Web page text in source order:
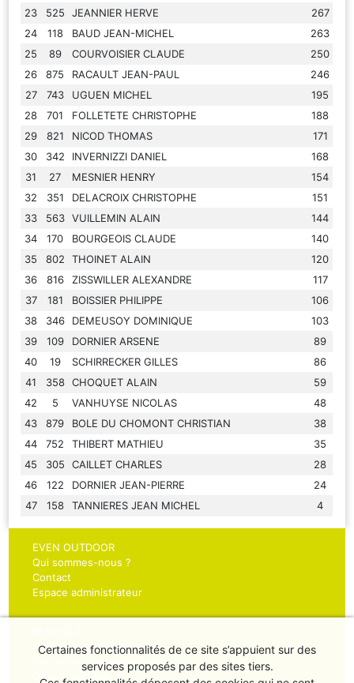
23
525 JEANNIER HERVE
267
24
118 BAUD JEAN-MICHEL
263
25
89 COURVOISIER CLAUDE
250
26
875 RACAULT JEAN-PAUL
246
27
743 UGUEN MICHEL
195
28
701 FOLLETETE CHRISTOPHE
188
29
821 NICOD THOMAS
171
30
342 INVERNIZZI DANIEL
168
31
27 MESNIER HENRY
154
32
351 DELACROIX CHRISTOPHE
151
33
563 VUILLEMIN ALAIN
144
34
170 BOURGEOIS CLAUDE
140
35
802 THOINET ALAIN
120
36
816 ZISSWILLER ALEXANDRE
117
37
181 BOISSIER PHILIPPE
106
38
346 DEMEUSOY DOMINIQUE
103
39
109 DORNIER ARSENE
89
40
19 SCHIRRECKER GILLES
86
41
358 CHOQUET ALAIN
59
42
5 VANHUYSE NICOLAS
48
43
879 BOLE DU CHOMONT CHRISTIAN
38
44
752 THIBERT MATHIEU
35
45
305 CAILLET CHARLES
28
46
122 DORNIER JEAN-PIERRE
24
47
158 TANNIERES JEAN MICHEL 4
EVEN OUTDOOR
Qui sommes-nous ?
Contact
Espace administrateur
Inscriptions sportifs
Inscriptions organisateurs
Chronométrage
Certaines fonctionnalités de ce site s’appuient sur des
services proposés par des sites tiers.